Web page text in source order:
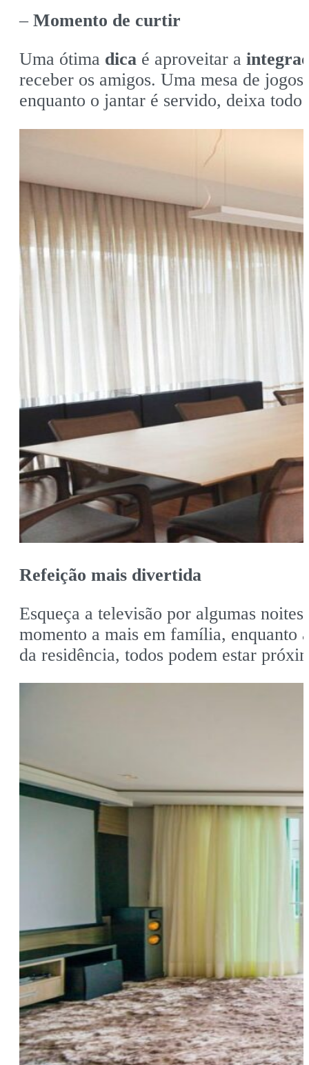
– Momento de curtir
Uma ótima dica é aproveitar a
receber os amigos. Uma mesa de
enquanto o jantar é servido, deixa
Refeição mais divertida
Esqueça a televisão por algumas
momento a mais em família, enquanto
da residência, todos podem estar